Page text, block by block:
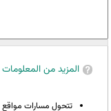
المزيد من
تتحول مسارات مواقع